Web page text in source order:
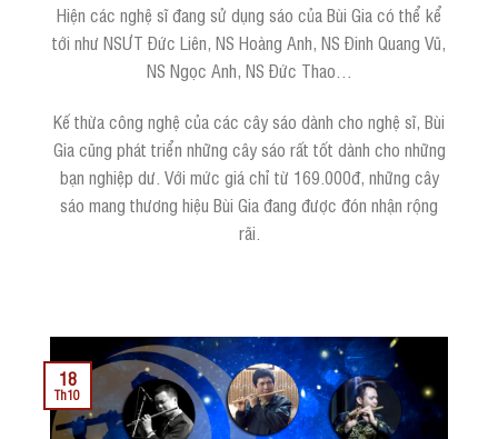
Hiện các nghệ sĩ đang sử dụng sáo của Bùi Gia có thể kể
tới như NSƯT Đức Liên, NS Hoàng Anh, NS Đinh Quang Vũ,
NS Ngọc Anh, NS Đức Thao…
Kế thừa công nghệ của các cây sáo dành cho nghệ sĩ, Bùi
Gia cũng phát triển những cây sáo rất tốt dành cho những
bạn nghiệp dư. Với mức giá chỉ từ 169.000đ, những cây
sáo mang thương hiệu Bùi Gia đang được đón nhận rộng
rãi.
18
Th10